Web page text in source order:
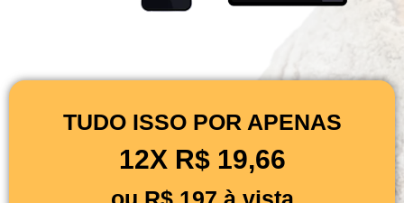
TUDO ISSO POR APENAS
12X R$ 19,66